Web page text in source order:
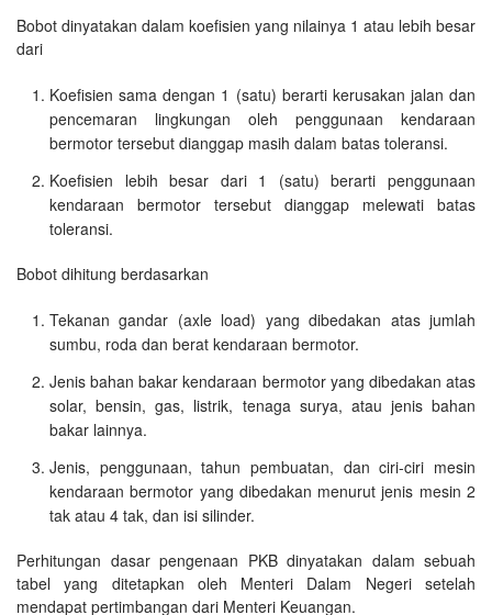
Bobot dinyatakan dalam koefisien yang nilainya 1 atau lebih besar
dari
Koefisien sama dengan 1 (satu) berarti kerusakan jalan dan
pencemaran lingkungan oleh penggunaan kendaraan
bermotor tersebut dianggap masih dalam batas toleransi.
Koefisien lebih besar dari 1 (satu) berarti penggunaan
kendaraan bermotor tersebut dianggap melewati batas
toleransi.
Bobot dihitung berdasarkan
Tekanan gandar (axle load) yang dibedakan atas jumlah
sumbu, roda dan berat kendaraan bermotor.
Jenis bahan bakar kendaraan bermotor yang dibedakan atas
solar, bensin, gas, listrik, tenaga surya, atau jenis bahan
bakar lainnya.
Jenis, penggunaan, tahun pembuatan, dan ciri-ciri mesin
kendaraan bermotor yang dibedakan menurut jenis mesin 2
tak atau 4 tak, dan isi silinder.
Perhitungan dasar pengenaan PKB dinyatakan dalam sebuah
tabel yang ditetapkan oleh Menteri Dalam Negeri setelah
mendapat pertimbangan dari Menteri Keuangan.